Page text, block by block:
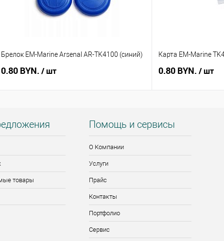
Брелок EM-Marine Arsenal AR-TK4100 (синий)
0.80 BYN. / шт
Карта EM-Marine
0.80 BYN. / шт
товары
Помощь и сервисы
О Компании
Услуги
Прайс
Контакты
Портфолио
Сервис